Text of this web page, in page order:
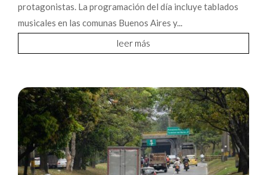
protagonistas. La programación del día incluye tablados
musicales en las comunas Buenos Aires y...
leer más